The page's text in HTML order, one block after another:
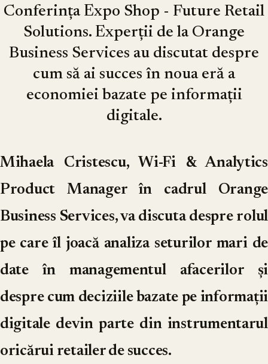
Conferința Expo Shop - Future Retail
Solutions. Experții de la Orange
Business Services au discutat despre
cum să ai succes în noua eră a
economiei bazate pe informații
digitale.
Mihaela Cristescu, Wi-Fi & Analytics
Product Manager în cadrul Orange
Business Services, va discuta despre rolul
pe care îl joacă analiza seturilor mari de
date în managementul afacerilor și
despre cum deciziile bazate pe informații
digitale devin parte din instrumentarul
oricărui retailer de succes.